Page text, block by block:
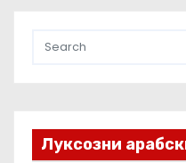
Луксозни